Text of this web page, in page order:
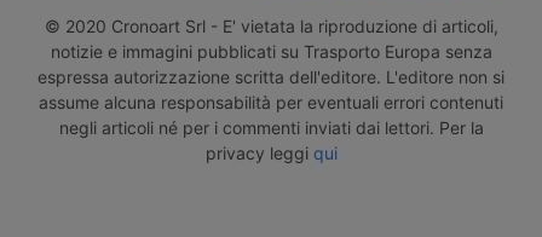
© 2020 Cronoart Srl - E' vietata la riproduzione di articoli,
notizie e immagini pubblicati su Trasporto Europa senza
espressa autorizzazione scritta dell'editore. L'editore non si
assume alcuna responsabilità per eventuali errori contenuti
negli articoli né per i commenti inviati dai lettori. Per la
privacy leggi qui